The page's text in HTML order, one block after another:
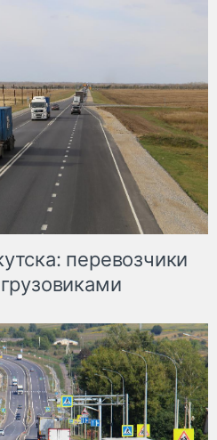
перевозчики